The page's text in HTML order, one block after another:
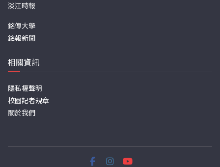
淡江時報
銘傳大學
銘報新聞
相關資訊
隱私權聲明
校園記者規章
關於我們